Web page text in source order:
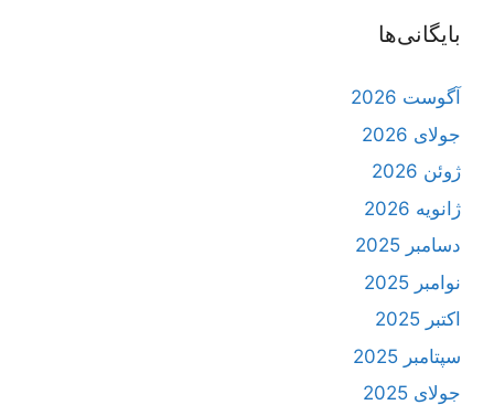
بایگانی‌ها
آگوست 2026
جولای 2026
ژوئن 2026
ژانویه 2026
دسامبر 2025
نوامبر 2025
اکتبر 2025
سپتامبر 2025
جولای 2025